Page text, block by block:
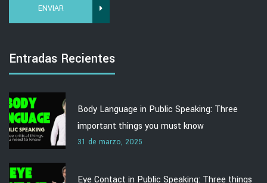
ENVIAR
Entradas Recientes
Body Language in Public Speaking: Three
important things you must know
31 de marzo, 2025
Eye Contact in Public Speaking: Three things